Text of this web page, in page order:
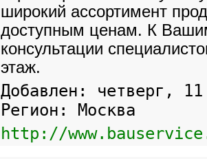
широкий ассортимент
доступным ценам. К
консультации
этаж.
Добавлен: четверг,
Регион: Москва
http://